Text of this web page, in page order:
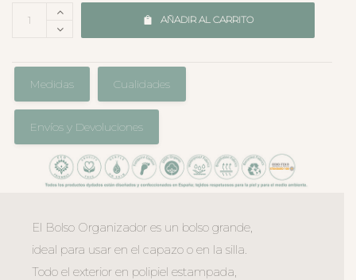
AÑADIR AL CARRITO
Medidas Cualidades
Envíos y Devoluciones
El Bolso Organizador es un bolso grande,
ideal para usar en el capazo o en la silla.
Todo el exterior en polipiel estampada,